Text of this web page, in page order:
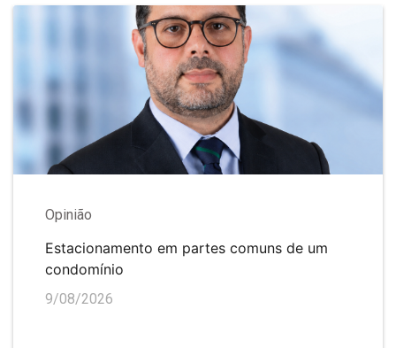
Opinião
Estacionamento em partes comuns de um
condomínio
9/08/2026